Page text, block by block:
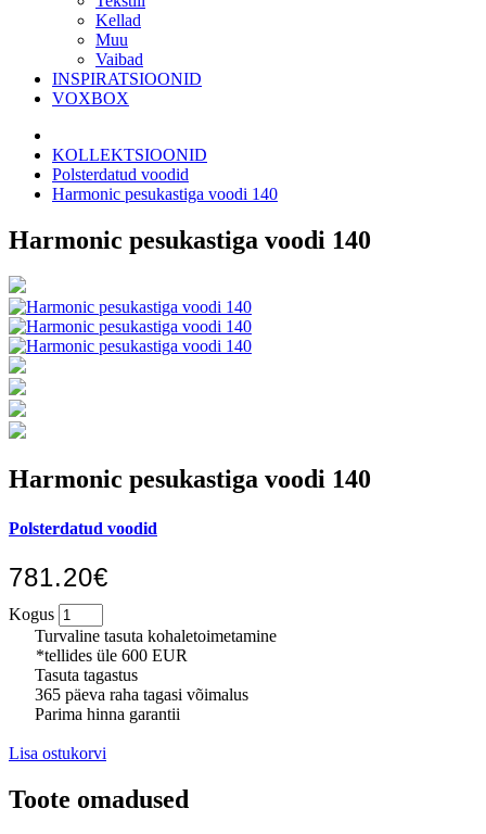
Kellad
Muu
Vaibad
INSPIRATSIOONID
VOXBOX
KOLLEKTSIOONID
Polsterdatud voodid
Harmonic pesukastiga voodi 140
Harmonic pesukastiga voodi 140
Harmonic pesukastiga voodi 140
Polsterdatud voodid
781.20€
Kogus
Turvaline tasuta kohaletoimetamine
*tellides üle 600 EUR
Tasuta tagastus
365 päeva raha tagasi võimalus
Parima hinna garantii
Lisa ostukorvi
Toote omadused